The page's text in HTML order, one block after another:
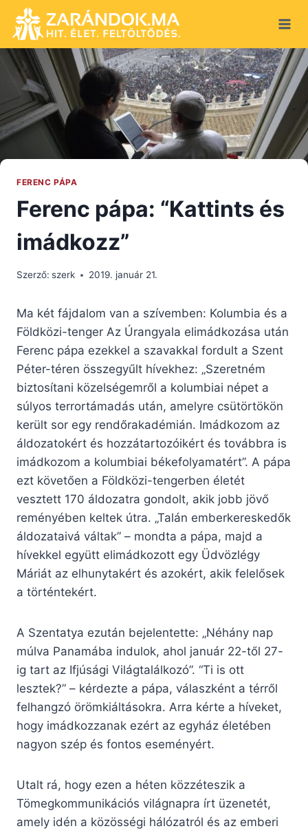
content
FERENC PÁPA
Ferenc pápa: “Kattints és
imádkozz”
Szerző: szerk 2019. január 21.
Ma két fájdalom van a szívemben: Kolumbia és a
Földközi-tenger Az Úrangyala elimádkozása után
Ferenc pápa ezekkel a szavakkal fordult a Szent
Péter-téren összegyűlt hívekhez: „Szeretném
biztosítani közelségemről a kolumbiai népet a
súlyos terrortámadás után, amelyre csütörtökön
került sor egy rendőrakadémián. Imádkozom az
áldozatokért és hozzátartozóikért és továbbra is
imádkozom a kolumbiai békefolyamatért”. A pápa
ezt követően a Földközi-tengerben életét
vesztett 170 áldozatra gondolt, akik jobb jövő
reményében keltek útra. „Talán emberkereskedők
áldozataivá váltak” – mondta a pápa, majd a
hívekkel együtt elimádkozott egy Üdvözlégy
Máriát az elhunytakért és azokért, akik felelősek
a történtekért.
A Szentatya ezután bejelentette: „Néhány nap
múlva Panamába indulok, ahol január 22-től 27-
ig tart az Ifjúsági Világtalálkozó”. “Ti is ott
lesztek?” – kérdezte a pápa, válaszként a térről
felhangzó örömkiáltásokra. Arra kérte a híveket,
hogy imádkozzanak ezért az egyház életében
nagyon szép és fontos eseményért.
Utalt rá, hogy ezen a héten közzéteszik a
Tömegkommunikációs világnapra írt üzenetét,
amely idén a közösségi hálózatról és az emberi